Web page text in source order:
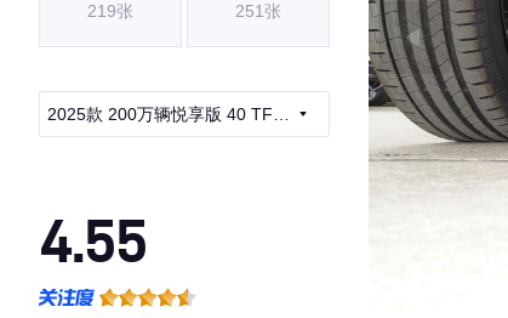
219张 251张
2025款 200万辆悦享版 40 TFSI
4.55